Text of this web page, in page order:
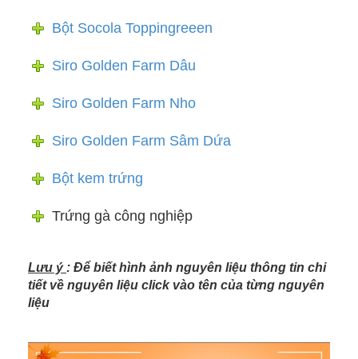
Bột Socola Toppingreeen
Siro Golden Farm Dâu
Siro Golden Farm Nho
Siro Golden Farm Sâm Dứa
Bột kem trứng
Trứng gà công nghiệp
Lưu ý : Để biết hình ảnh nguyên liệu thông tin chi
tiết về nguyên liệu click vào tên của từng nguyên
liệu